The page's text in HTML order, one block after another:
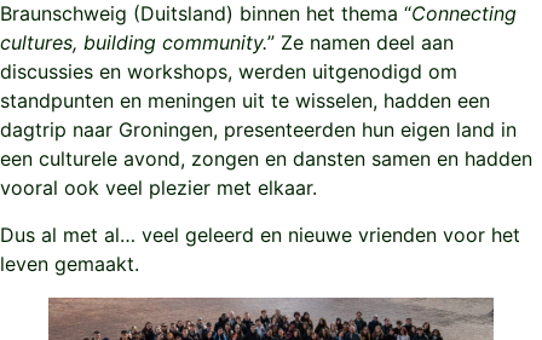
Braunschweig (Duitsland) binnen het thema “Connecting
cultures, building community.” Ze namen deel aan
discussies en workshops, werden uitgenodigd om
standpunten en meningen uit te wisselen, hadden een
dagtrip naar Groningen, presenteerden hun eigen land in
een culturele avond, zongen en dansten samen en hadden
vooral ook veel plezier met elkaar.
Dus al met al… veel geleerd en nieuwe vrienden voor het
leven gemaakt.